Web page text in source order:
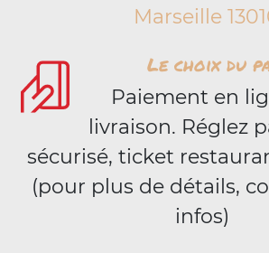
Marseille
Le choix du
Paiement en
livraison. Réglez
sécurisé, ticket
(pour plus de détails,
infos)